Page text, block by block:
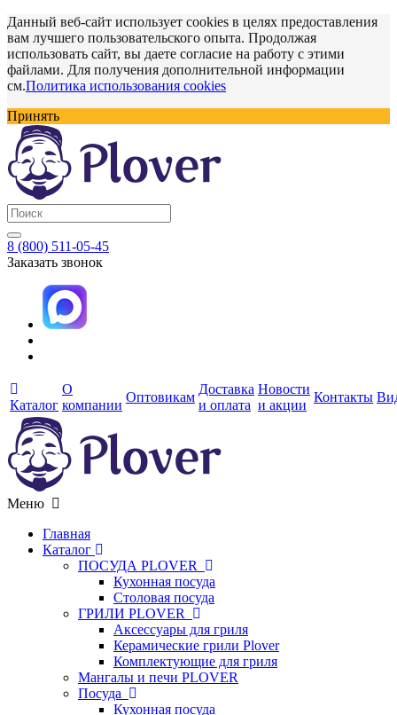
Данный веб-сайт использует cookies в целях предоставления
вам лучшего пользовательского опыта. Продолжая
использовать сайт, вы даете согласие на работу с этими
файлами. Для получения дополнительной информации
см.Политика использования cookies
Принять
8 (800) 511-05-45
Заказать звонок
Каталог
О
компании
Оптовикам
Доставка
и оплата
Новости
и акции
Контакты
Меню
Главная
Каталог
ПОСУДА PLOVER
Кухонная посуда
Столовая посуда
ГРИЛИ PLOVER
Аксессуары для гриля
Керамические грили Plover
Комплектующие для гриля
Мангалы и печи PLOVER
Посуда
Кухонная посуда